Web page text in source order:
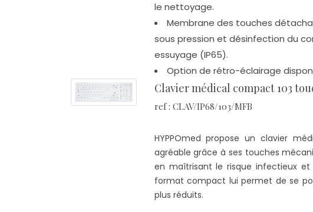
le nettoyage.
Membrane des touches
sous pression et désinfection du
essuyage (IP65).
Option de rétro-éclairage
Clavier médical compact 103
ref : CLAV/IP68/103/MFB
HYPPOmed propose un clavier
agréable grâce à ses touches
en maîtrisant le risque infectieux et
format compact lui permet de se
plus réduits.